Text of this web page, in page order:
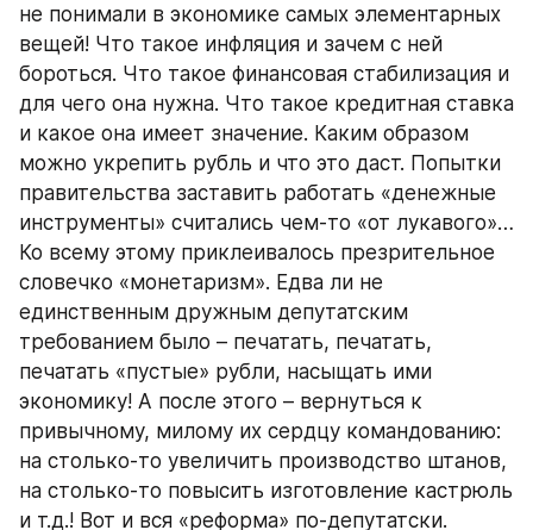
не понимали в экономике самых элементарных
вещей! Что такое инфляция и зачем с ней
бороться. Что такое финансовая стабилизация и
для чего она нужна. Что такое кредитная ставка
и какое она имеет значение. Каким образом
можно укрепить рубль и что это даст. Попытки
правительства заставить работать «денежные
инструменты» считались чем-то «от лукавого»…
Ко всему этому приклеивалось презрительное
словечко «монетаризм». Едва ли не
единственным дружным депутатским
требованием было – печатать, печатать,
печатать «пустые» рубли, насыщать ими
экономику! А после этого – вернуться к
привычному, милому их сердцу командованию:
на столько-то увеличить производство штанов,
на столько-то повысить изготовление кастрюль
и т.д.! Вот и вся «реформа» по-депутатски.